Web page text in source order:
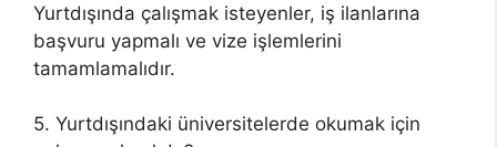
Yurtdışında çalışmak isteyenler, iş ilanlarına
başvuru yapmalı ve vize işlemlerini
tamamlamalıdır.
5. Yurtdışındaki üniversitelerde okumak için